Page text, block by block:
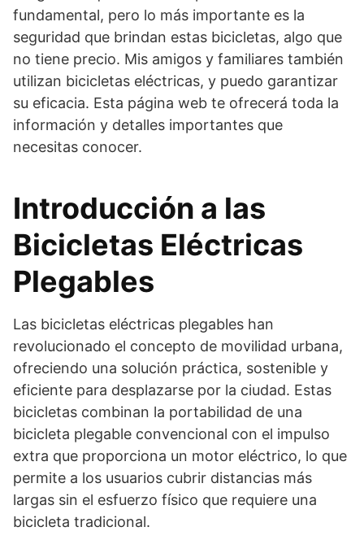
fundamental, pero lo más importante es la
seguridad que brindan estas bicicletas, algo que
no tiene precio. Mis amigos y familiares también
utilizan bicicletas eléctricas, y puedo garantizar
su eficacia. Esta página web te ofrecerá toda la
información y detalles importantes que
necesitas conocer.
Introducción a las
Bicicletas Eléctricas
Plegables
Las bicicletas eléctricas plegables han
revolucionado el concepto de movilidad urbana,
ofreciendo una solución práctica, sostenible y
eficiente para desplazarse por la ciudad. Estas
bicicletas combinan la portabilidad de una
bicicleta plegable convencional con el impulso
extra que proporciona un motor eléctrico, lo que
permite a los usuarios cubrir distancias más
largas sin el esfuerzo físico que requiere una
bicicleta tradicional.